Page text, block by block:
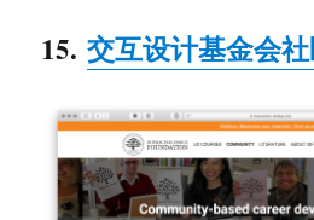
15.交互设计基金会